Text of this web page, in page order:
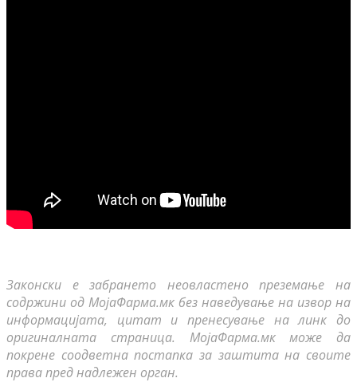
Законски е забрането неовластено преземање на
содржини од МојаФарма.мк без наведување на извор на
информацијата, цитат и пренесување на линк до
оригиналната страница. МојаФарма.мк може да
покрене соодветна постапка за заштита на своите
права пред надлежен орган.